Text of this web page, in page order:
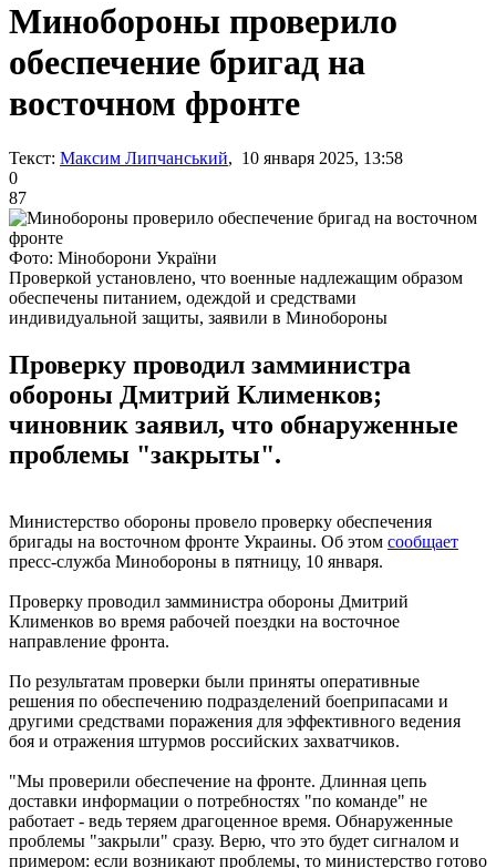
Минобороны проверило
обеспечение бригад на
восточном фронте
Текст: Максим Липчанський, 10 января 2025, 13:58
0
87
Фото: Міноборони України
Проверкой установлено, что военные надлежащим образом
обеспечены питанием, одеждой и средствами
индивидуальной защиты, заявили в Минобороны
Проверку проводил замминистра
обороны Дмитрий Клименков;
чиновник заявил, что обнаруженные
проблемы "закрыты".
Министерство обороны провело проверку обеспечения
бригады на восточном фронте Украины. Об этом сообщает
пресс-служба Минобороны в пятницу, 10 января.
Проверку проводил замминистра обороны Дмитрий
Клименков во время рабочей поездки на восточное
направление фронта.
По результатам проверки были приняты оперативные
решения по обеспечению подразделений боеприпасами и
другими средствами поражения для эффективного ведения
боя и отражения штурмов российских захватчиков.
"Мы проверили обеспечение на фронте. Длинная цепь
доставки информации о потребностях "по команде" не
работает - ведь теряем драгоценное время. Обнаруженные
проблемы "закрыли" сразу. Верю, что это будет сигналом и
примером: если возникают проблемы, то министерство готово